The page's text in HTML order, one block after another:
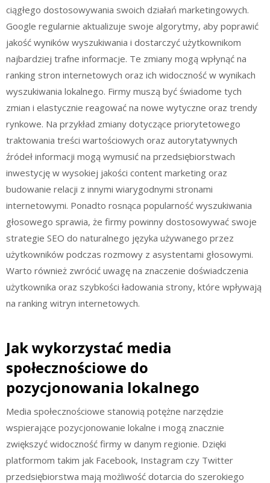
ciągłego dostosowywania swoich działań marketingowych.
Google regularnie aktualizuje swoje algorytmy, aby poprawić
jakość wyników wyszukiwania i dostarczyć użytkownikom
najbardziej trafne informacje. Te zmiany mogą wpłynąć na
ranking stron internetowych oraz ich widoczność w wynikach
wyszukiwania lokalnego. Firmy muszą być świadome tych
zmian i elastycznie reagować na nowe wytyczne oraz trendy
rynkowe. Na przykład zmiany dotyczące priorytetowego
traktowania treści wartościowych oraz autorytatywnych
źródeł informacji mogą wymusić na przedsiębiorstwach
inwestycję w wysokiej jakości content marketing oraz
budowanie relacji z innymi wiarygodnymi stronami
internetowymi. Ponadto rosnąca popularność wyszukiwania
głosowego sprawia, że firmy powinny dostosowywać swoje
strategie SEO do naturalnego języka używanego przez
użytkowników podczas rozmowy z asystentami głosowymi.
Warto również zwrócić uwagę na znaczenie doświadczenia
użytkownika oraz szybkości ładowania strony, które wpływają
na ranking witryn internetowych.
Jak wykorzystać media
społecznościowe do
pozycjonowania lokalnego
Media społecznościowe stanowią potężne narzędzie
wspierające pozycjonowanie lokalne i mogą znacznie
zwiększyć widoczność firmy w danym regionie. Dzięki
platformom takim jak Facebook, Instagram czy Twitter
przedsiębiorstwa mają możliwość dotarcia do szerokiego